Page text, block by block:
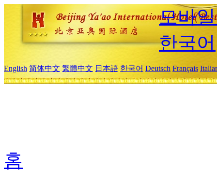
모바
한국어
English 简体中文 繁體中文 日本語 한국어 Deutsch Français
홈